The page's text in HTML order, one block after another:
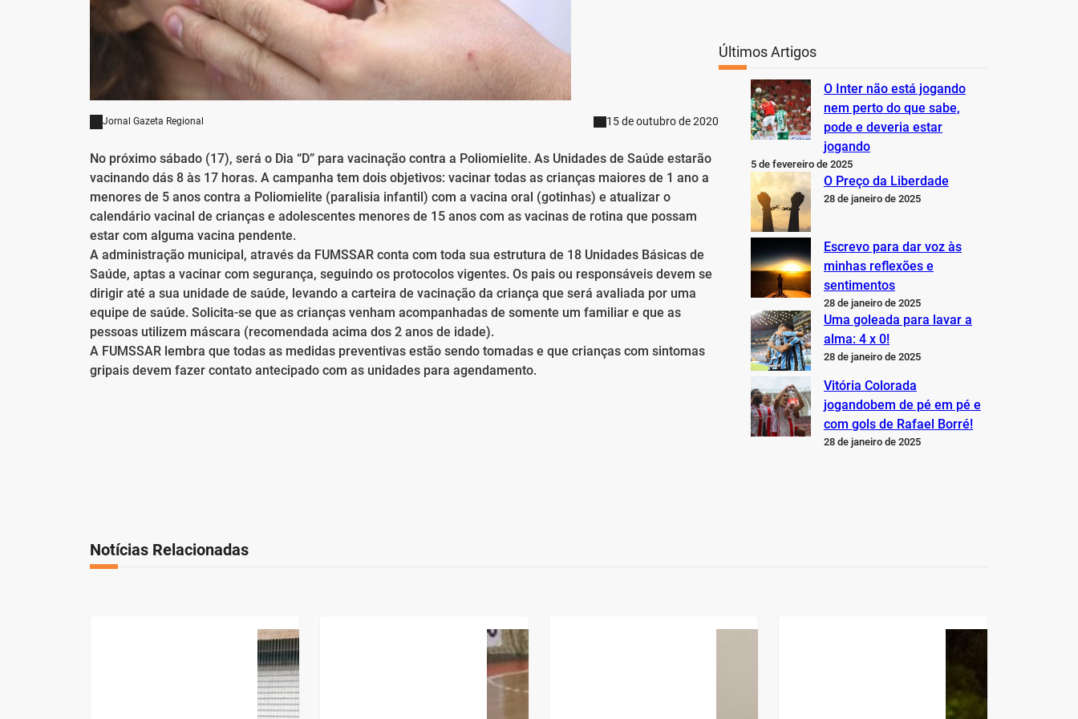
Jornal Gazeta Regional 15 de outubro de 2020
No próximo sábado (17), será o Dia “D” para vacinação contra a Poliomielite. As Unidades de Saúde estarão
vacinando dás 8 às 17 horas. A campanha tem dois objetivos: vacinar todas as crianças maiores de 1 ano a
menores de 5 anos contra a Poliomielite (paralisia infantil) com a vacina oral (gotinhas) e atualizar o
calendário vacinal de crianças e adolescentes menores de 15 anos com as vacinas de rotina que possam
estar com alguma vacina pendente.
A administração municipal, através da FUMSSAR conta com toda sua estrutura de 18 Unidades Básicas de
Saúde, aptas a vacinar com segurança, seguindo os protocolos vigentes. Os pais ou responsáveis devem se
dirigir até a sua unidade de saúde, levando a carteira de vacinação da criança que será avaliada por uma
equipe de saúde. Solicita-se que as crianças venham acompanhadas de somente um familiar e que as
pessoas utilizem máscara (recomendada acima dos 2 anos de idade).
A FUMSSAR lembra que todas as medidas preventivas estão sendo tomadas e que crianças com sintomas
gripais devem fazer contato antecipado com as unidades para agendamento.
Últimos Artigos
O Inter não está jogando
nem perto do que sabe,
pode e deveria estar
jogando
5 de fevereiro de 2025
O Preço da Liberdade
28 de janeiro de 2025
Escrevo para dar voz às
minhas reflexões e
sentimentos
28 de janeiro de 2025
Uma goleada para lavar a
alma: 4 x 0!
28 de janeiro de 2025
Vitória Colorada
jogandobem de pé em pé e
com gols de Rafael Borré!
28 de janeiro de 2025
Notícias Relacionadas